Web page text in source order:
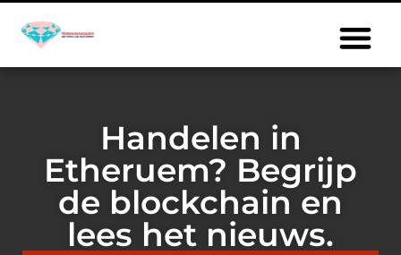
Handelen in
Etheruem? Begrijp
de blockchain en
lees het nieuws.